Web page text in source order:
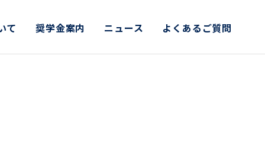
て 奨学金案内 ニュース よくあるご質問